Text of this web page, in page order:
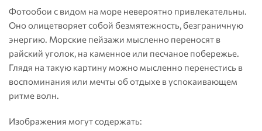
Фотообои с видом на море невероятно привлекательны.
Оно олицетворяет собой безмятежность, безграничную
энергию. Морские пейзажи мысленно переносят в
райский уголок, на каменное или песчаное побережье.
Глядя на такую картину можно мысленно перенестись в
воспоминания или мечты об отдыхе в успокаивающем
ритме волн.
Изображения могут содержать: